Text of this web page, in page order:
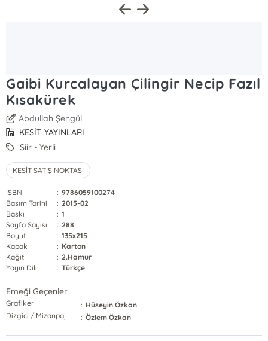
Gaibi Kurcalayan Çilingir Necip Fazıl
Kısakürek
Abdullah Şengül
KESİT YAYINLARI
Şiir - Yerli
KESİT SATIŞ NOKTASI
ISBN : 9786059100274
Basım Tarihi
: 2015-02
Baskı
: 1
Sayfa Sayısı
: 288
Boyut
: 135x215
Kapak
: Karton
Kağıt
: 2.Hamur
Yayın Dili
: Türkçe
Emeği Geçenler
Grafiker : Hüseyin Özkan
Dizgici / Mizanpaj
: Özlem Özkan